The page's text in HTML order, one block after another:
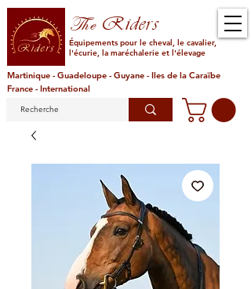
TheRiders
Équipements pour le cheval, le cavalier,
l'écurie, la maréchalerie et l'élevage
Martinique - Guadeloupe - Guyane - Iles de la Caraïbe
France - International